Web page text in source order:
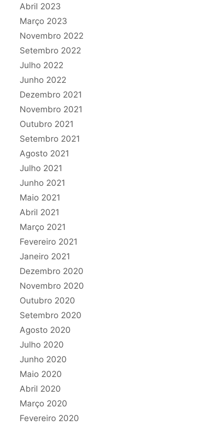
Abril 2023
Março 2023
Novembro 2022
Setembro 2022
Julho 2022
Junho 2022
Dezembro 2021
Novembro 2021
Outubro 2021
Setembro 2021
Agosto 2021
Julho 2021
Junho 2021
Maio 2021
Abril 2021
Março 2021
Fevereiro 2021
Janeiro 2021
Dezembro 2020
Novembro 2020
Outubro 2020
Setembro 2020
Agosto 2020
Julho 2020
Junho 2020
Maio 2020
Abril 2020
Março 2020
Fevereiro 2020